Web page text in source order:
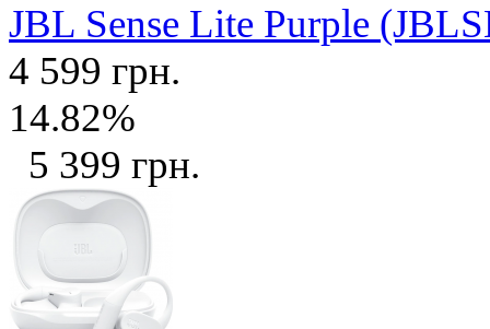
JBL Sense Lite Purple
4 599 грн.
14.82%
5 399 грн.